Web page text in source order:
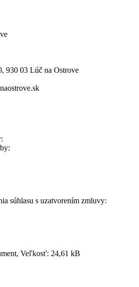
930 03 Lúč na Ostrove
súhlasu s uzatvorením zmluvy:
Veľkosť: 24,61 kB